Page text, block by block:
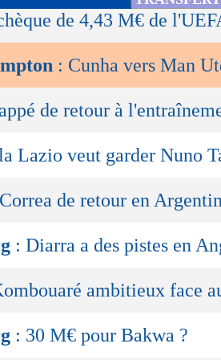
de 4,43 M€ de
: Cunha vers Man
de retour à
Lazio veut garder Nuno
de retour en
: Diarra a des pistes en
ambitieux face
: 30 M€ pour Bakwa ?